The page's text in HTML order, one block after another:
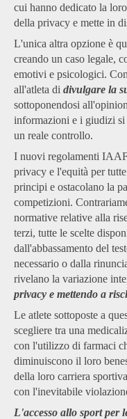
cui hanno dedicato la
della privacy e mette in
L'unica altra opzione è
creando un caso legale,
emotivi e psicologici.
all'atleta di divulgare la
sottoponendosi
informazioni e i giudizi si
un reale controllo.
I nuovi regolamenti
privacy e l'equità per
principi e ostacolano la
competizioni.
normative relative alla
terzi, tutte le scelte
dall'abbassamento del
necessario o dalla
rivelano la variazione
privacy e mettendo a
Le atlete sottoposte a
scegliere tra una
con l'utilizzo di farmaci
diminuiscono il loro
della loro carriera
con l'inevitabile
L'accesso allo sport per